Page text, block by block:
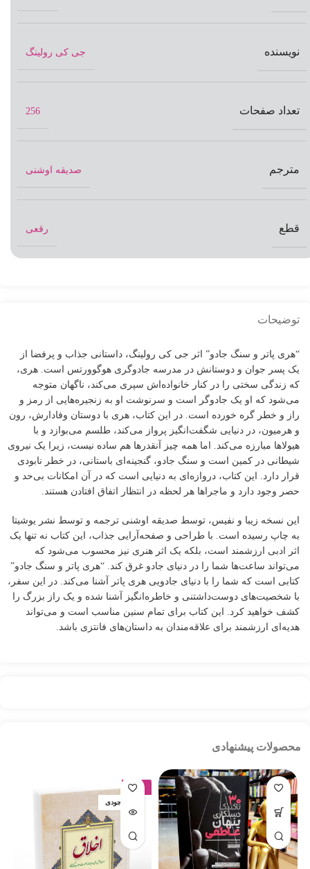
نویسنده جی کی رولینگ
تعداد صفحات 256
مترجم صدیقه اوشنی
قطع رقعی
توضیحات
“هری پاتر و سنگ جادو” اثر جی کی رولینگ، داستانی جذاب و پرفضا از
یک پسر جوان و دوستانش در مدرسه جادوگری هوگوورتس است. هری،
که زندگی سختی را در کنار خانواده‌اش سپری می‌کند، ناگهان متوجه
می‌شود که او یک جادوگر است و سرنوشت او به زنجیره‌هایی از رمز و
راز و خطر گره خورده است. در این کتاب، هری با دوستان وفادارش، رون
و هرمیون، در دنیایی شگفت‌انگیز پرواز می‌کند، طلسم می‌بوازد و با
هیولاها مبارزه می‌کند. اما همه چیز آنقدرها هم ساده نیست، زیرا یک نیروی
شیطانی در کمین است و سنگ جادو، گنجینه‌ای باستانی، در خطر نابودی
قرار دارد. این کتاب، دروازه‌ای به دنیایی است که در آن امکانات بی‌حد و
حصر وجود دارد و ماجراها هر لحظه در انتظار اتفاق افتادن هستند.
این نسخه زیبا و نفیس، توسط صدیقه اوشنی ترجمه و توسط نشر یوشیتا
به چاپ رسیده است. با طراحی و صفحه‌آرایی جذاب، این کتاب نه تنها یک
اثر ادبی ارزشمند است، بلکه یک اثر هنری نیز محسوب می‌شود که
می‌تواند ساعت‌ها شما را در دنیای جادو غرق کند. “هری پاتر و سنگ جادو”
کتابی است که شما را با دنیای جادویی هری پاتر آشنا می‌کند. در این سفر،
با شخصیت‌های دوست‌داشتنی و خاطره‌انگیز آشنا شده و یک راز بزرگ را
کشف خواهید کرد. این کتاب برای تمام سنین مناسب است و می‌تواند
هدیه‌ای ارزشمند برای علاقه‌مندان به داستان‌های فانتزی باشد.
محصولات پیشنهادی
-17%
اتمام موجودی